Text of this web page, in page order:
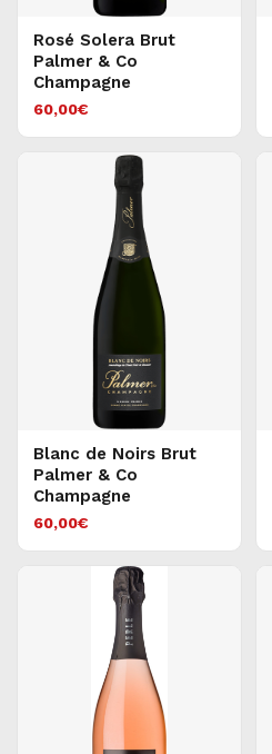
Rosé Solera Brut
Palmer & Co
Champagne
60,00€
Blanc de Noirs Brut
Palmer & Co
Champagne
60,00€